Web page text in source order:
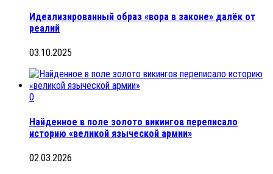
Идеализированный образ «вора в законе» далёк от
реалий
03.10.2025
0
Найденное в поле золото викингов переписало
историю «великой языческой армии»
02.03.2026